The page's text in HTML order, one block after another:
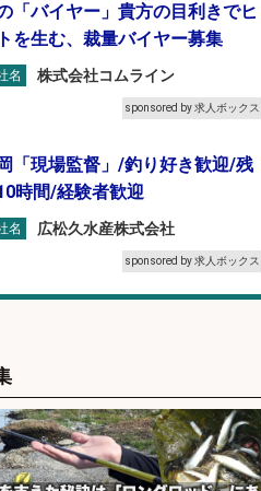
「バイヤー」貴方の目利きでヒ
を生む、裁量バイヤー募集
名 株式会社コムライン
sponsored by 求人ボックス
「現場監督」/釣り好き歓迎/残
時間/経験者歓迎
名 広松久水産株式会社
sponsored by 求人ボックス
名
sponsored by 求人ボックス
・仕分け・検品/経験者時給